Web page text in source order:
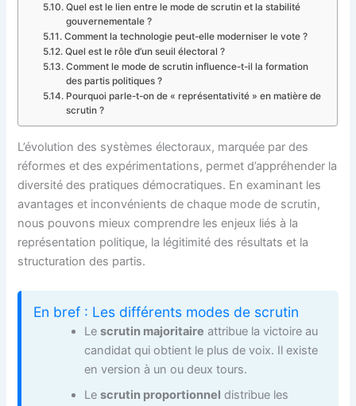
Quel est le lien entre le mode de scrutin et la stabilité
gouvernementale ?
Comment la technologie peut-elle moderniser le vote ?
Quel est le rôle d’un seuil électoral ?
Comment le mode de scrutin influence-t-il la formation
des partis politiques ?
Pourquoi parle-t-on de « représentativité » en matière de
scrutin ?
L’évolution des systèmes électoraux, marquée par des
réformes et des expérimentations, permet d’appréhender la
diversité des pratiques démocratiques. En examinant les
avantages et inconvénients de chaque mode de scrutin,
nous pouvons mieux comprendre les enjeux liés à la
représentation politique, la légitimité des résultats et la
structuration des partis.
En bref : Les différents modes de scrutin
Lescrutin majoritaire attribue la victoire au
candidat qui obtient le plus de voix. Il existe
en version à un ou deux tours.
Lescrutin proportionnel distribue les